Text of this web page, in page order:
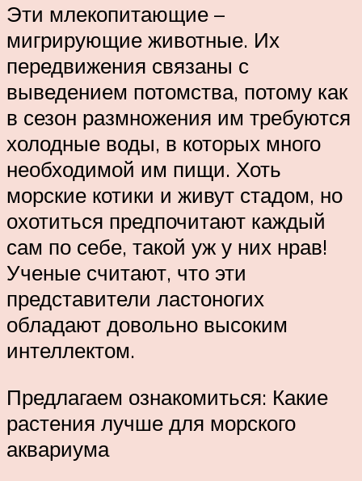
Эти млекопитающие –
мигрирующие животные. Их
передвижения связаны с
выведением потомства, потому как
в сезон размножения им требуются
холодные воды, в которых много
необходимой им пищи. Хоть
морские котики и живут стадом, но
охотиться предпочитают каждый
сам по себе, такой уж у них нрав!
Ученые считают, что эти
представители ластоногих
обладают довольно высоким
интеллектом.
Предлагаем ознакомиться: Какие
растения лучше для морского
аквариума